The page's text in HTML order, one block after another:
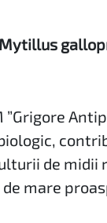
”Grigore
de midii
mare